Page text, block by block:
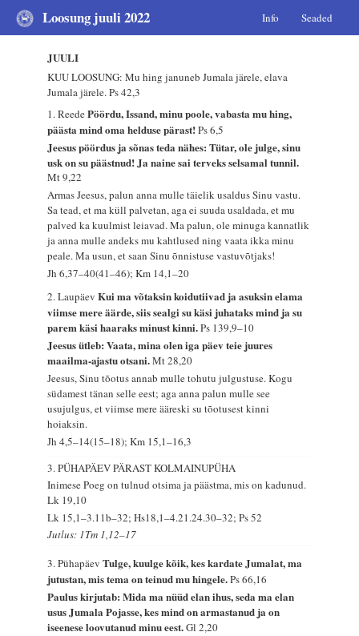
Loosung juuli 2022 Info Seaded
JUULI
KUU LOOSUNG: Mu hing januneb Jumala järele, elava
Jumala järele.Ps 42,3
1. ReedePöördu, Issand, minu poole, vabasta mu hing,
päästa mind oma helduse pärast!Ps 6,5
Jeesus pöördus ja sõnas teda nähes: Tütar, ole julge, sinu
usk on su päästnud! Ja naine sai terveks selsamal tunnil.
Mt 9,22
Armas Jeesus, palun anna mulle täielik usaldus Sinu vastu.
Sa tead, et ma küll palvetan, aga ei suuda usaldada, et mu
palved ka kuulmist leiavad. Ma palun, ole minuga kannatlik
ja anna mulle andeks mu kahtlused ning vaata ikka minu
peale. Ma usun, et saan Sinu õnnistuse vastuvõtjaks!
Jh 6,37–40(41–46); Km 14,1–20
2. LaupäevKui ma võtaksin koidutiivad ja asuksin elama
viimse mere äärde, siis sealgi su käsi juhataks mind ja su
parem käsi haaraks minust kinni.Ps 139,9–10
Jeesus ütleb: Vaata, mina olen iga päev teie juures
maailma-ajastu otsani.Mt 28,20
Jeesus, Sinu tõotus annab mulle tohutu julgustuse. Kogu
südamest tänan selle eest; aga anna palun mulle see
usujulgus, et viimse mere ääreski su tõotusest kinni
hoiaksin.
Jh 4,5–14(15–18); Km 15,1–16,3
3. PÜHAPÄEV PÄRAST KOLMAINUPÜHA
Inimese Poeg on tulnud otsima ja päästma, mis on kadunud.
Lk 19,10
Lk 15,1–3.11b–32; Hs18,1–4.21.24.30–32; Ps 52
Jutlus: 1Tm 1,12–17
3. PühapäevTulge, kuulge kõik, kes kardate Jumalat, ma
jutustan, mis tema on teinud mu hingele.Ps 66,16
Paulus kirjutab: Mida ma nüüd elan ihus, seda ma elan
usus Jumala Pojasse, kes mind on armastanud ja on
iseenese loovutanud minu eest.Gl 2,20